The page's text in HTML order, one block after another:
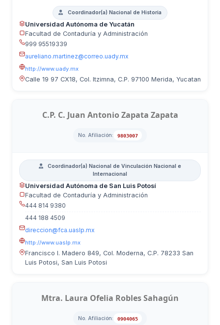
Coordinador(a) Nacional de Historia
Universidad Autónoma de Yucatán
Facultad de Contaduría y Administración
999 95519339
aureliano.martinez@correo.uady.mx
http://www.uady.mx
Calle 19 97 CX18, Col. Itzimna, C.P. 97100 Merida, Yucatan
C.P. C. Juan Antonio Zapata Zapata
No. Afiliación: 9803007
Coordinador(a) Nacional de Vinculación Nacional e
Internacional
Universidad Autónoma de San Luis Potosí
Facultad de Contaduría y Administración
444 814 9380
444 188 4509
direccion@fca.uaslp.mx
http://www.uaslp.mx
Francisco I. Madero 849, Col. Moderna, C.P. 78233 San
Luis Potosi, San Luis Potosi
Mtra. Laura Ofelia Robles Sahagún
No. Afiliación: 0904065